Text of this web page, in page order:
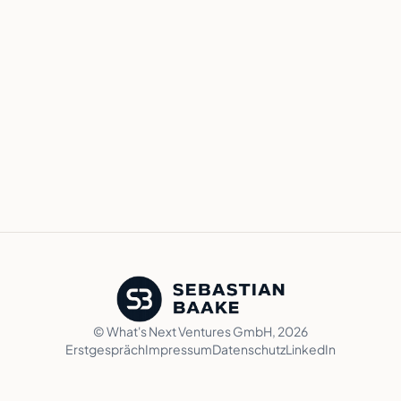
© What's Next Ventures GmbH, 2026
ErstgesprächImpressumDatenschutzLinkedIn